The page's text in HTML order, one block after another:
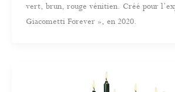
vert, brun, rouge vénitien. Créé pour
Giacometti Forever », en 2020.